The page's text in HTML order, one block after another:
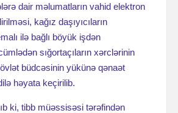
dair məlumatların vahid elektron
kağız daşıyıcıların
ilə bağlı böyük işdən
sığortaçıların xərclərinin
büdcəsinin yükünə qənaət
həyata keçirilib.
ki, tibb müəssisəsi tərəfindən